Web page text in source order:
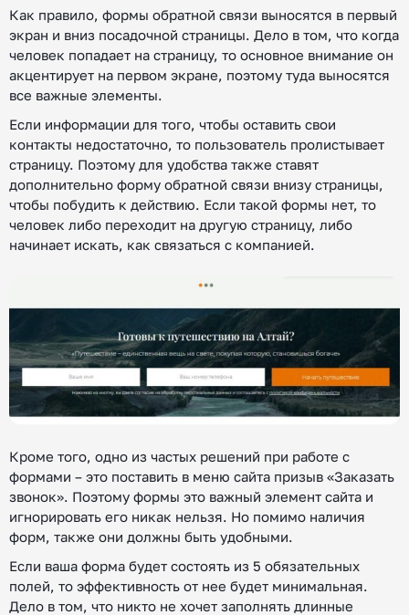
Как правило, формы обратной связи выносятся в первый
экран и вниз посадочной страницы. Дело в том, что когда
человек попадает на страницу, то основное внимание он
акцентирует на первом экране, поэтому туда выносятся
все важные элементы.
Если информации для того, чтобы оставить свои
контакты недостаточно, то пользователь пролистывает
страницу. Поэтому для удобства также ставят
дополнительно форму обратной связи внизу страницы,
чтобы побудить к действию. Если такой формы нет, то
человек либо переходит на другую страницу, либо
начинает искать, как связаться с компанией.
Кроме того, одно из частых решений при работе с
формами – это поставить в меню сайта призыв «Заказать
звонок». Поэтому формы это важный элемент сайта и
игнорировать его никак нельзя. Но помимо наличия
форм, также они должны быть удобными.
Если ваша форма будет состоять из 5 обязательных
полей, то эффективность от нее будет минимальная.
Дело в том, что никто не хочет заполнять длинные